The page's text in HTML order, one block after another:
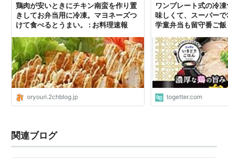
鶏肉が安いときにチキン南蛮を作り置
きしてお弁当用に冷凍。マヨネーズつ
けて食べるとうまい。 : お料理速報
oryouri.2chblog.jp
ワンプレート式の冷
味しくて、スーパー
学童弁当も留守番ご
togetter.com
関連ブログ